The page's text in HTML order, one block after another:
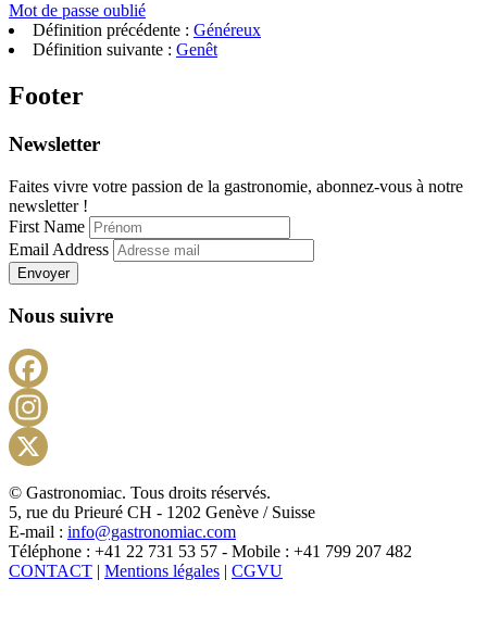
Mot de passe oublié
Définition précédente : Généreux
Définition suivante : Genêt
Footer
Newsletter
Faites vivre votre passion de la gastronomie, abonnez-vous à notre
newsletter !
First Name
Email Address
Envoyer
Nous suivre
X
© Gastronomiac. Tous droits réservés.
5, rue du Prieuré CH - 1202 Genève / Suisse
E-mail : info@gastronomiac.com
Téléphone : +41 22 731 53 57 - Mobile : +41 799 207 482
CONTACT | Mentions légales | CGVU